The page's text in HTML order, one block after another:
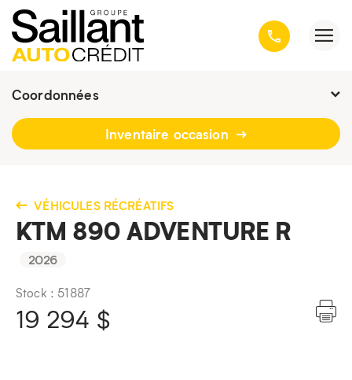
Coordonnées
9h - 16h30
418 659-6431
Inventaire occasion
VÉHICULES RÉCRÉATIFS
KTM 890 ADVENTURE R
2026
Stock : 51887
19 294 $